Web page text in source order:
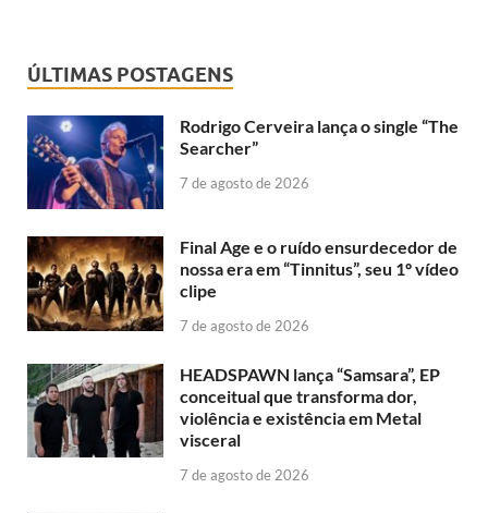
ÚLTIMAS POSTAGENS
Rodrigo Cerveira lança o single “The
Searcher”
7 de agosto de 2026
Final Age e o ruído ensurdecedor de
nossa era em “Tinnitus”, seu 1º vídeo
clipe
7 de agosto de 2026
HEADSPAWN lança “Samsara”, EP
conceitual que transforma dor,
violência e existência em Metal
visceral
7 de agosto de 2026